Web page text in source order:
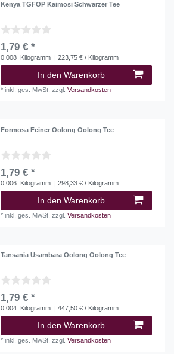
Kenya TGFOP Kaimosi Schwarzer Tee
1,79 € *
0.008 Kilogramm | 223,75 € / Kilogramm
In den Warenkorb
*inkl. ges. MwSt. zzgl.Versandkosten
Formosa Feiner Oolong Oolong Tee
1,79 € *
0.006 Kilogramm | 298,33 € / Kilogramm
In den Warenkorb
*inkl. ges. MwSt. zzgl.Versandkosten
Tansania Usambara Oolong Oolong Tee
1,79 € *
0.004 Kilogramm | 447,50 € / Kilogramm
In den Warenkorb
*inkl. ges. MwSt. zzgl.Versandkosten